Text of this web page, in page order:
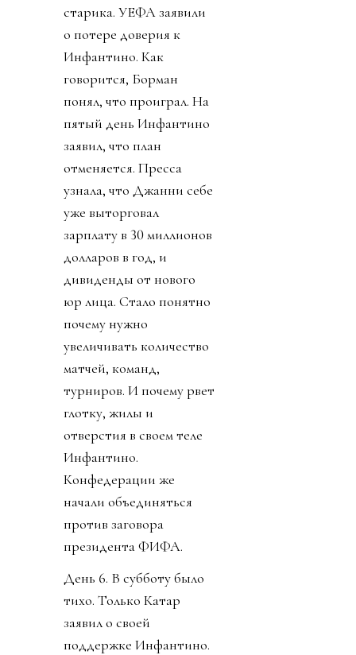
старика. УЕФА заявили
о потере доверия к
Инфантино. Как
говорится, Борман
понял, что проиграл. На
пятый день Инфантино
заявил, что план
отменяется. Пресса
узнала, что Джанни себе
уже выторговал
зарплату в 30 миллионов
долларов в год, и
дивиденды от нового
юр лица. Стало понятно
почему нужно
увеличивать количество
матчей, команд,
турниров. И почему рвет
глотку, жилы и
отверстия в своем теле
Инфантино.
Конфедерации же
начали объединяться
против заговора
президента ФИФА.
День 6. В субботу было
тихо. Только Катар
заявил о своей
поддержке Инфантино.